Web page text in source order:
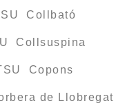
Collbató
Collsuspina
Copons
de Llobregat